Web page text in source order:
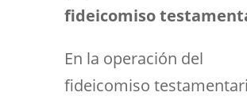
fideicomiso
En la operación del
fideicomiso